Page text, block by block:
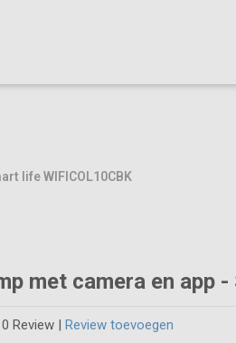
life WIFICOL10CBK
met camera en app
0 Review | Review toevoegen